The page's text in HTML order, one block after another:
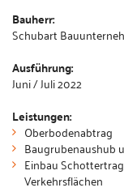
Bauherr:
Schubart
Ausführung:
Juni / Juli 2022
Leistungen:
Oberbodenabtrag
Baugrubenaushub
Einbau
Verkehrsflächen